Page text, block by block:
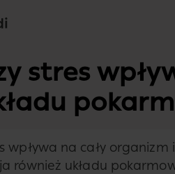
stres
wpływa na cały
również układu